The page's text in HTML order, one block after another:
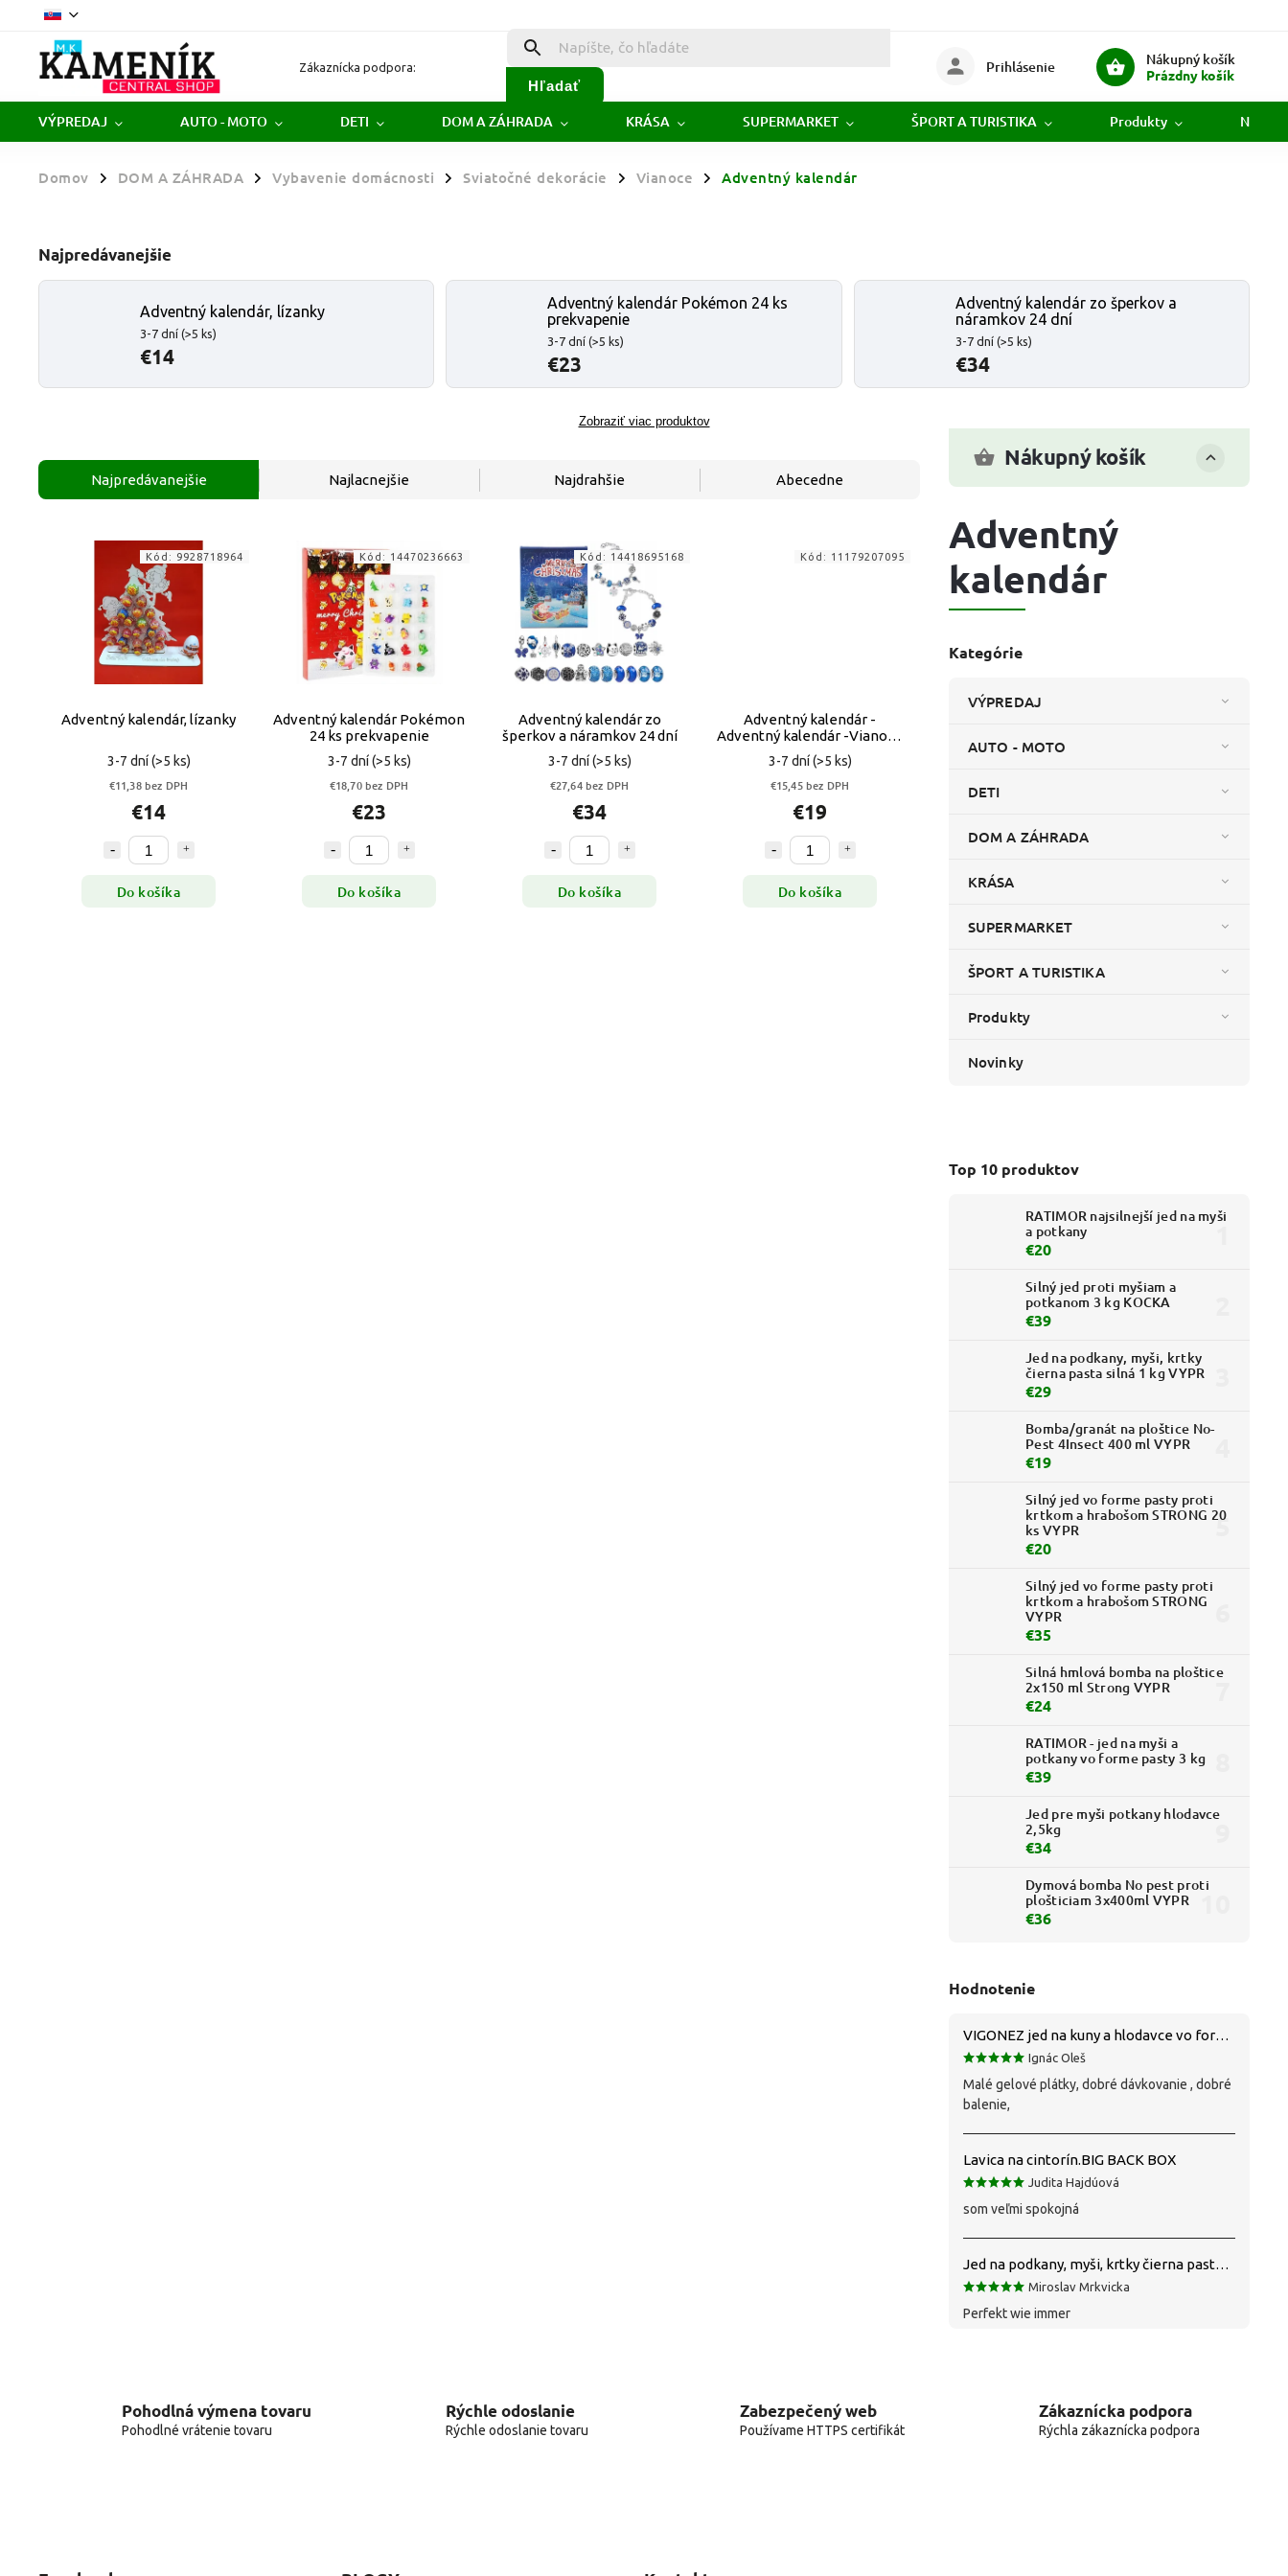
Zákaznícka podpora:
Hľadať
Nákupný košík
Prázdny košík
Prihlásenie
VÝPREDAJ AUTO - MOTO DETI DOM A ZÁHRADA KRÁSA SUPERMARKET ŠPORT A TURISTIKA Produkty
Domov / DOM A ZÁHRADA / Vybavenie domácnosti / Sviatočné dekorácie / Vianoce / Adventný kalendár
Najpredávanejšie
Adventný kalendár, lízanky
3-7 dní (>5 ks)
€14
Adventný kalendár Pokémon 24 ks
prekvapenie
3-7 dní(>5 ks)
€23
Adventný kalendár zo šperkov a
náramkov 24 dní
3-7 dní (>5 ks)
€34
Zobraziť viac produktov
Nákupný košík
Adventný
kalendár
Kategórie
VÝPREDAJ
AUTO - MOTO
DETI
DOM A ZÁHRADA
KRÁSA
SUPERMARKET
ŠPORT A TURISTIKA
Produkty
Novinky
Top 10 produktov
RATIMOR najsilnejší jed na myši
a potkany
€20
Silný jed proti myšiam a
potkanom 3 kg KOCKA
€39
Jed na podkany, myši, krtky
čierna pasta silná 1 kg VYPR
€29
Bomba/granát na ploštice No-
Pest 4Insect 400 ml VYPR
€19
Silný jed vo forme pasty proti
krtkom a hrabošom STRONG 20
ks VYPR
€20
Silný jed vo forme pasty proti
krtkom a hrabošom STRONG
VYPR
€35
Silná hmlová bomba na ploštice
2x150 ml Strong VYPR
€24
RATIMOR - jed na myši a
potkany vo forme pasty 3 kg
€39
Jed pre myši potkany hlodavce
2,5kg
€34
Dymová bomba No pest proti
plošticiam 3x400ml VYPR
€36
Hodnotenie
VIGONEZ jed na kuny a hlodavce vo forme pasty 1,5 kg
Ignác Oleš
Malé gelové plátky, dobré dávkovanie , dobré
balenie,
Lavica na cintorín.BIG BACK BOX
Judita Hajdúová
som veľmi spokojná
Jed na podkany, myši, krtky čierna pasta silná 1 kg VYPR
Miroslav Mrkvicka
Perfekt wie immer
Najpredávanejšie Najlacnejšie Najdrahšie Abecedne
Adventný kalendár, lízanky
3-7 dní(>5 ks)
€11,38 bez DPH
€14
Do košíka
Kód: 9928718964
Adventný kalendár Pokémon
24 ks prekvapenie
3-7 dní(>5 ks)
€18,70 bez DPH
€23
Do košíka
Kód: 14470236663
Adventný kalendár zo
šperkov a náramkov 24 dní
3-7 dní(>5 ks)
€27,64 bez DPH
€34
Do košíka
Kód: 14418695168
Adventný kalendár -
Adventný kalendár -Vianoce
papierové sáčky
3-7 dní(>5 ks)
€15,45 bez DPH
€19
Do košíka
Kód: 11179207095
Pohodlná výmena tovaru
Pohodlné vrátenie tovaru
Rýchle odoslanie
Rýchle odoslanie tovaru
Zabezpečený web
Používame HTTPS certifikát
Zákaznícka podpora
Rýchla zákaznícka podpora